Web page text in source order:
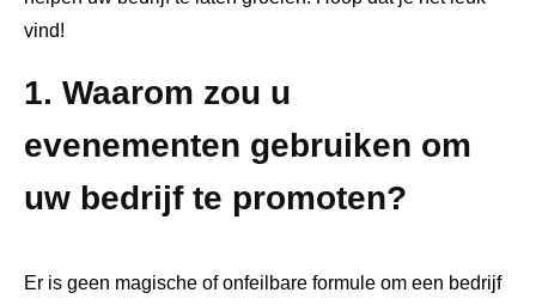
vind!
1. Waarom zou u
evenementen gebruiken om
uw bedrijf te promoten?
Er is geen magische of onfeilbare formule om een ​​bedrijf